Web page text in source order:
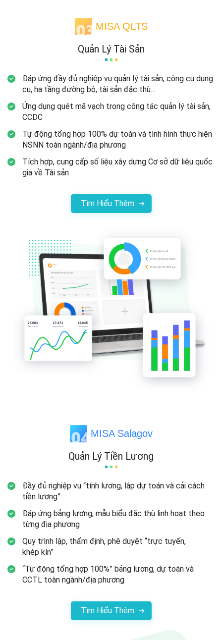
MISA QLTS
Quản Lý Tài Sản
Đáp ứng đầy đủ nghiệp vụ quản lý tài sản, công cụ dụng
cụ, hạ tầng đường bộ, tài sản đặc thù…
Ứng dụng quét mã vạch trong công tác quản lý tài sản,
CCDC
Tự động tổng hợp 100% dự toán và tình hình thực hiện
NSNN toàn ngành/địa phương
Tích hợp, cung cấp số liệu xây dựng Cơ sở dữ liệu quốc
gia về Tài sản
Tìm Hiểu Thêm
MISA Salagov
Quản Lý Tiền Lương
Đầy đủ nghiệp vụ “tính lương, lập dự toán và cải cách
tiền lương”
Đáp ứng bảng lương, mẫu biểu đặc thù linh hoạt theo
từng địa phương
Quy trình lập, thẩm định, phê duyệt “trực tuyến,
khép kín”
“Tự động tổng hợp 100%” bảng lương, dự toán và
CCTL toàn ngành/địa phương
Tìm Hiểu Thêm